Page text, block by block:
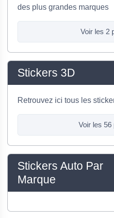
des plus grandes marques
Voir les 2
Stickers 3D
Retrouvez ici tous les
Voir les 56
Stickers Auto Par
Marque